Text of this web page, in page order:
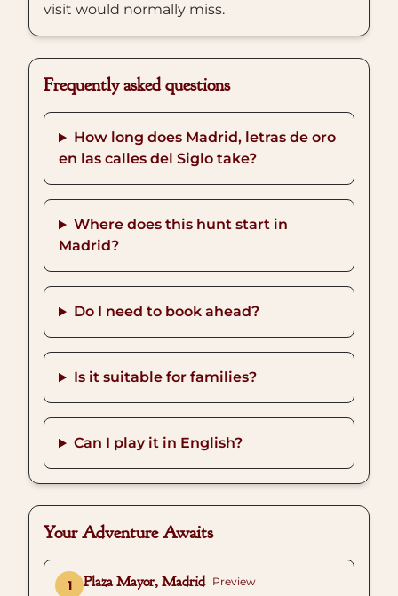
visit would normally miss.
Frequently asked questions
How long does Madrid, letras de oro
en las calles del Siglo take?
Where does this hunt start in
Madrid?
Do I need to book ahead?
Is it suitable for families?
Can I play it in English?
Your Adventure Awaits
1 Plaza Mayor, Madrid Preview